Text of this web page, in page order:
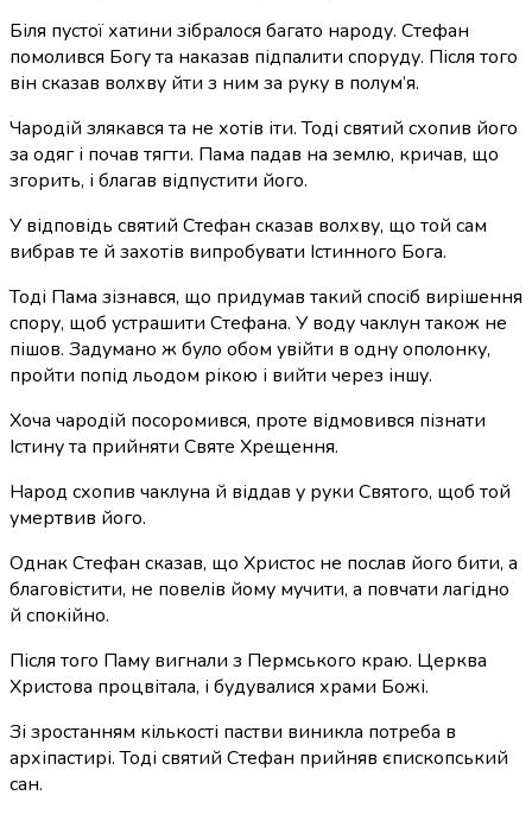
Біля пустої хатини зібралося багато народу. Стефан
помолився Богу та наказав підпалити споруду. Після того
він сказав волхву йти з ним за руку в полум’я.
Чародій злякався та не хотів іти. Тоді святий схопив його
за одяг і почав тягти. Пама падав на землю, кричав, що
згорить, і благав відпустити його.
У відповідь святий Стефан сказав волхву, що той сам
вибрав те й захотів випробувати Істинного Бога.
Тоді Пама зізнався, що придумав такий спосіб вирішення
спору, щоб устрашити Стефана. У воду чаклун також не
пішов. Задумано ж було обом увійти в одну ополонку,
пройти попід льодом рікою і вийти через іншу.
Хоча чародій посоромився, проте відмовився пізнати
Істину та прийняти Святе Хрещення.
Народ схопив чаклуна й віддав у руки Святого, щоб той
умертвив його.
Однак Стефан сказав, що Христос не послав його бити, а
благовістити, не повелів йому мучити, а повчати лагідно
й спокійно.
Після того Паму вигнали з Пермського краю. Церква
Христова процвітала, і будувалися храми Божі.
Зі зростанням кількості пастви виникла потреба в
архіпастирі. Тоді святий Стефан прийняв єпископський
сан.